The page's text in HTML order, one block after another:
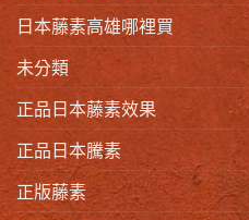
日本藤素高雄哪裡買
未分類
正品日本藤素效果
正品日本騰素
正版藤素